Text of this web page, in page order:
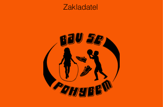
Zakladatel